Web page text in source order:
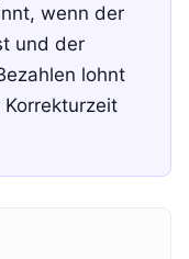
wenn der
und der
lohnt